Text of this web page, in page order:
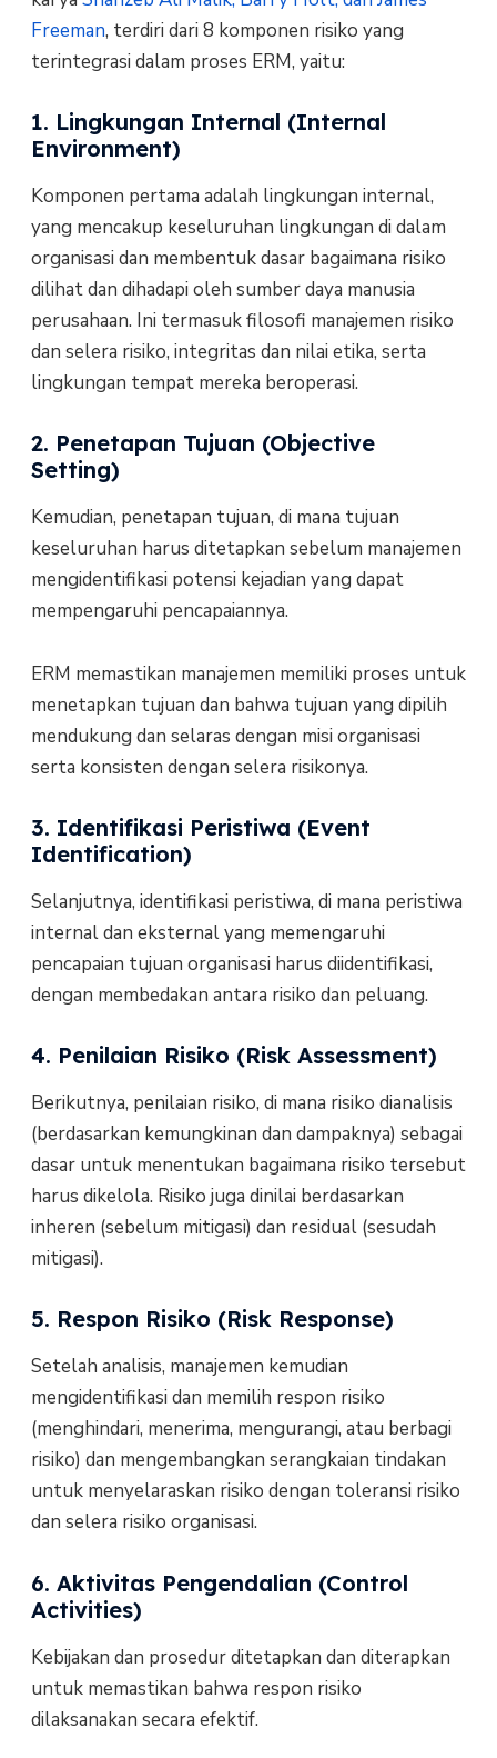
Freeman, terdiri dari 8 komponen risiko yang
terintegrasi dalam proses ERM, yaitu:
1. Lingkungan Internal (Internal
Environment)
Komponen pertama adalah lingkungan internal,
yang mencakup keseluruhan lingkungan di dalam
organisasi dan membentuk dasar bagaimana risiko
dilihat dan dihadapi oleh sumber daya manusia
perusahaan. Ini termasuk filosofi manajemen risiko
dan selera risiko, integritas dan nilai etika, serta
lingkungan tempat mereka beroperasi.
2. Penetapan Tujuan (Objective
Setting)
Kemudian, penetapan tujuan, di mana tujuan
keseluruhan harus ditetapkan sebelum manajemen
mengidentifikasi potensi kejadian yang dapat
mempengaruhi pencapaiannya.
ERM memastikan manajemen memiliki proses untuk
menetapkan tujuan dan bahwa tujuan yang dipilih
mendukung dan selaras dengan misi organisasi
serta konsisten dengan selera risikonya.
3. Identifikasi Peristiwa (Event
Identification)
Selanjutnya, identifikasi peristiwa, di mana peristiwa
internal dan eksternal yang memengaruhi
pencapaian tujuan organisasi harus diidentifikasi,
dengan membedakan antara risiko dan peluang.
4. Penilaian Risiko (Risk Assessment)
Berikutnya, penilaian risiko, di mana risiko dianalisis
(berdasarkan kemungkinan dan dampaknya) sebagai
dasar untuk menentukan bagaimana risiko tersebut
harus dikelola. Risiko juga dinilai berdasarkan
inheren (sebelum mitigasi) dan residual (sesudah
mitigasi).
5. Respon Risiko (Risk Response)
Setelah analisis, manajemen kemudian
mengidentifikasi dan memilih respon risiko
(menghindari, menerima, mengurangi, atau berbagi
risiko) dan mengembangkan serangkaian tindakan
untuk menyelaraskan risiko dengan toleransi risiko
dan selera risiko organisasi.
6. Aktivitas Pengendalian (Control
Activities)
Kebijakan dan prosedur ditetapkan dan diterapkan
untuk memastikan bahwa respon risiko
dilaksanakan secara efektif.